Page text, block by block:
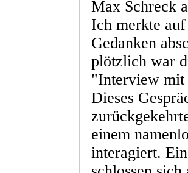
Max Schreck
Ich merkte
Gedanken
plötzlich war
"Interview
Dieses
einem
interagiert.